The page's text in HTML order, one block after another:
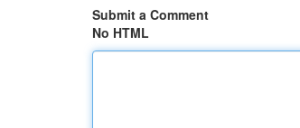
Submit a Comment
No HTML